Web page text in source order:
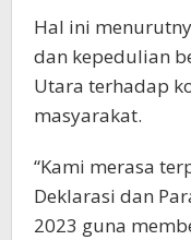
Hal ini
dan kepedulian
Utara terhadap
masyarakat.
“Kami merasa
Deklarasi dan
2023 guna